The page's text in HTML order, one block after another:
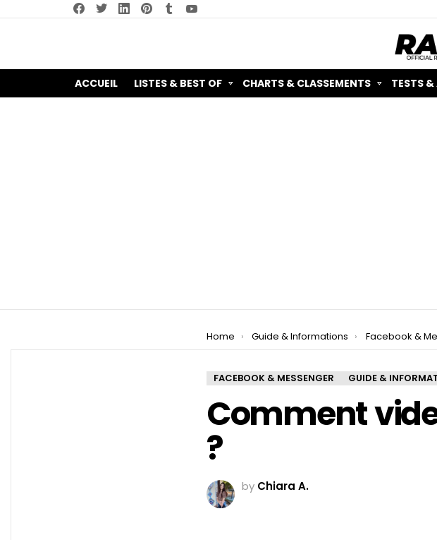
facebooktwitterlinkedin pinterest
ACCUEIL LISTES & BEST OF CHARTS & CLASSEMENTS TESTS &
You are here:
Home Guide & Informations Facebook &
FACEBOOK & MESSENGER GUIDE &
Comment
?
by Chiara A.